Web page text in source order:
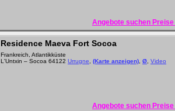
Angebote suchen
Residence Maeva Fort Socoa
Frankreich, Atlantikküste
L'Untxin – Socoa 64122 Urrugne (Karte anzeigen) Ø Video
Angebote suchen